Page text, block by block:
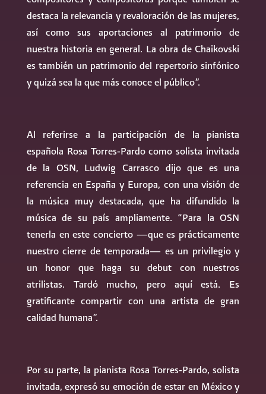
destaca la relevancia y revaloración de las mujeres,
así como sus aportaciones al patrimonio de
nuestra historia en general. La obra de Chaikovski
es también un patrimonio del repertorio sinfónico
y quizá sea la que más conoce el público”.
Al referirse a la participación de la pianista
española Rosa Torres-Pardo como solista invitada
de la OSN, Ludwig Carrasco dijo que es una
referencia en España y Europa, con una visión de
la música muy destacada, que ha difundido la
música de su país ampliamente. “Para la OSN
tenerla en este concierto —que es prácticamente
nuestro cierre de temporada— es un privilegio y
un honor que haga su debut con nuestros
atrilistas. Tardó mucho, pero aquí está. Es
gratificante compartir con una artista de gran
calidad humana”.
Por su parte, la pianista Rosa Torres-Pardo, solista
invitada, expresó su emoción de estar en México y